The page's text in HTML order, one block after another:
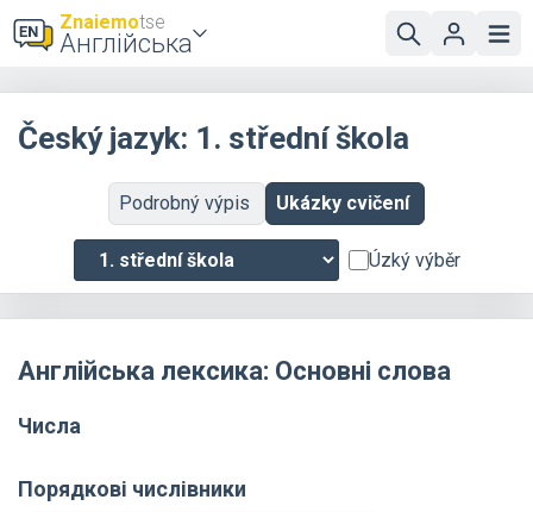
Znaiemotse
Англійська
Český jazyk: 1. střední škola
Podrobný výpis Ukázky cvičení
Úzký výběr
Англійська лексика: Основні слова
Числа
Порядкові числівники